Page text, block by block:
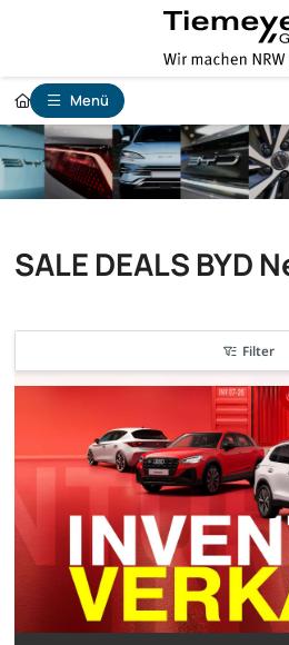
Menü
SALE DEALS BYD
Filter